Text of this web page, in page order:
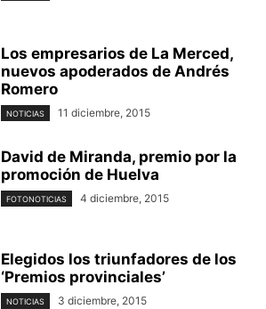
Los empresarios de La Merced,
nuevos apoderados de Andrés
Romero
NOTICIAS 11 diciembre, 2015
David de Miranda, premio por la
promoción de Huelva
FOTONOTICIAS 4 diciembre, 2015
Elegidos los triunfadores de los
‘Premios provinciales’
NOTICIAS 3 diciembre, 2015